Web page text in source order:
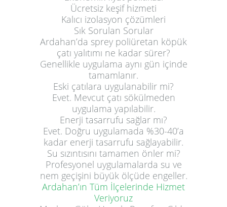
Ücretsiz keşif hizmeti
Kalıcı izolasyon çözümleri
Sık Sorulan Sorular
Ardahan’da sprey poliüretan köpük
çatı yalıtımı ne kadar sürer?
Genellikle uygulama aynı gün içinde
tamamlanır.
Eski çatılara uygulanabilir mi?
Evet. Mevcut çatı sökülmeden
uygulama yapılabilir.
Enerji tasarrufu sağlar mı?
Evet. Doğru uygulamada %30-40’a
kadar enerji tasarrufu sağlayabilir.
Su sızıntısını tamamen önler mi?
Profesyonel uygulamalarda su ve
nem geçişini büyük ölçüde engeller.
Ardahan’ın Tüm İlçelerinde Hizmet
Veriyoruz